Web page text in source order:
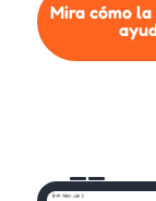
Mira cómo